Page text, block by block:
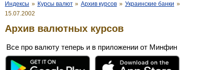
Индексы » Курсы валют » Архив курсов » Украинские банки »
15.07.2002
Архив валютных курсов
Все про валюту теперь и в приложении от Минфин